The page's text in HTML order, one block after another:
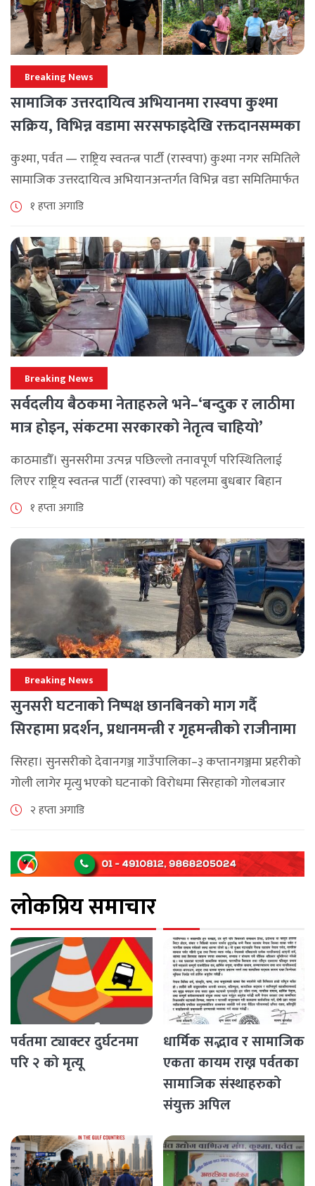
Breaking News
सामाजिक उत्तरदायित्व अभियानमा रास्वपा कुश्मा
सक्रिय, विभिन्न वडामा सरसफाइदेखि रक्तदानसम्मका
कार्यक्रम
कुश्मा, पर्वत — राष्ट्रिय स्वतन्त्र पार्टी (रास्वपा) कुश्मा नगर समितिले
सामाजिक उत्तरदायित्व अभियानअन्तर्गत विभिन्न वडा समितिमार्फत
समुदाय केन्द्रित र सेवामूलक कार्यक्रम सञ्चालन गरिरहेको जनाएको
१ हप्ता अगाडि
Breaking News
सर्वदलीय बैठकमा नेताहरुले भने–‘बन्दुक र लाठीमा
मात्र होइन, संकटमा सरकारको नेतृत्व चाहियो’
काठमाडौँ। सुनसरीमा उत्पन्न पछिल्लो तनावपूर्ण परिस्थितिलाई
लिएर राष्ट्रिय स्वतन्त्र पार्टी (रास्वपा) को पहलमा बुधबार बिहान
सिंहदरबारमा सर्वदलीय बैठक जारी छ। रास्वपाका सभापति रवि
१ हप्ता अगाडि
Breaking News
सुनसरी घटनाको निष्पक्ष छानबिनको माग गर्दै
सिरहामा प्रदर्शन, प्रधानमन्त्री र गृहमन्त्रीको राजीनामा
माग
सिरहा। सुनसरीको देवानगञ्ज गाउँपालिका–३ कप्तानगञ्जमा प्रहरीको
गोली लागेर मृत्यु भएको घटनाको विरोधमा सिरहाको गोलबजार
नगरपालिका–८ पुरानो चोक चोहर्वामा स्थानीयले प्रदर्शन गरेका
पश्चिम राजमार्ग अवरुद्ध [...]
२ हप्ता अगाडि
लोकप्रिय समाचार
पर्वतमा ट्याक्टर दुर्घटनमा
परि २ को मृत्यू
धार्मिक सद्भाव र सामाजिक
एकता कायम राख्न पर्वतका
सामाजिक संस्थाहरुको
संयुक्त अपिल